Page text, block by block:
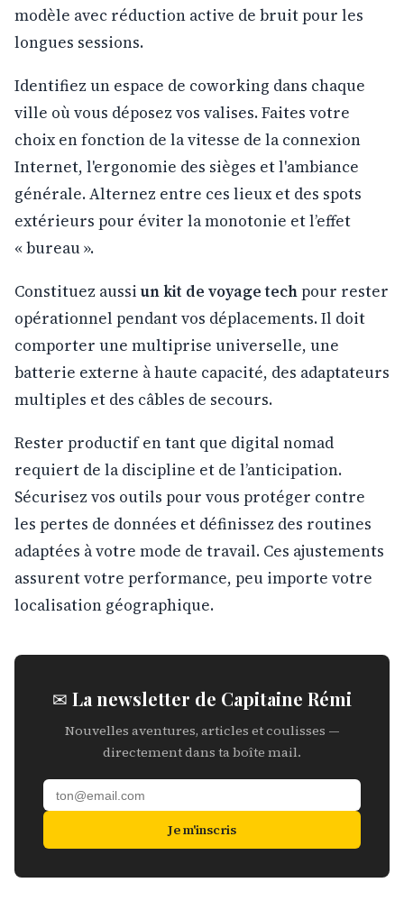
modèle avec réduction active de bruit pour les
longues sessions.
Identifiez un espace de coworking dans chaque
ville où vous déposez vos valises. Faites votre
choix en fonction de la vitesse de la connexion
Internet, l'ergonomie des sièges et l'ambiance
générale. Alternez entre ces lieux et des spots
extérieurs pour éviter la monotonie et l’effet
« bureau ».
Constituez aussi un kit de voyage techpour rester
opérationnel pendant vos déplacements. Il doit
comporter une multiprise universelle, une
batterie externe à haute capacité, des adaptateurs
multiples et des câbles de secours.
Rester productif en tant que digital nomad
requiert de la discipline et de l’anticipation.
Sécurisez vos outils pour vous protéger contre
les pertes de données et définissez des routines
adaptées à votre mode de travail. Ces ajustements
assurent votre performance, peu importe votre
localisation géographique.
✉ La newsletter de Capitaine Rémi
Nouvelles aventures, articles et coulisses —
directement dans ta boîte mail.
Je m'inscris